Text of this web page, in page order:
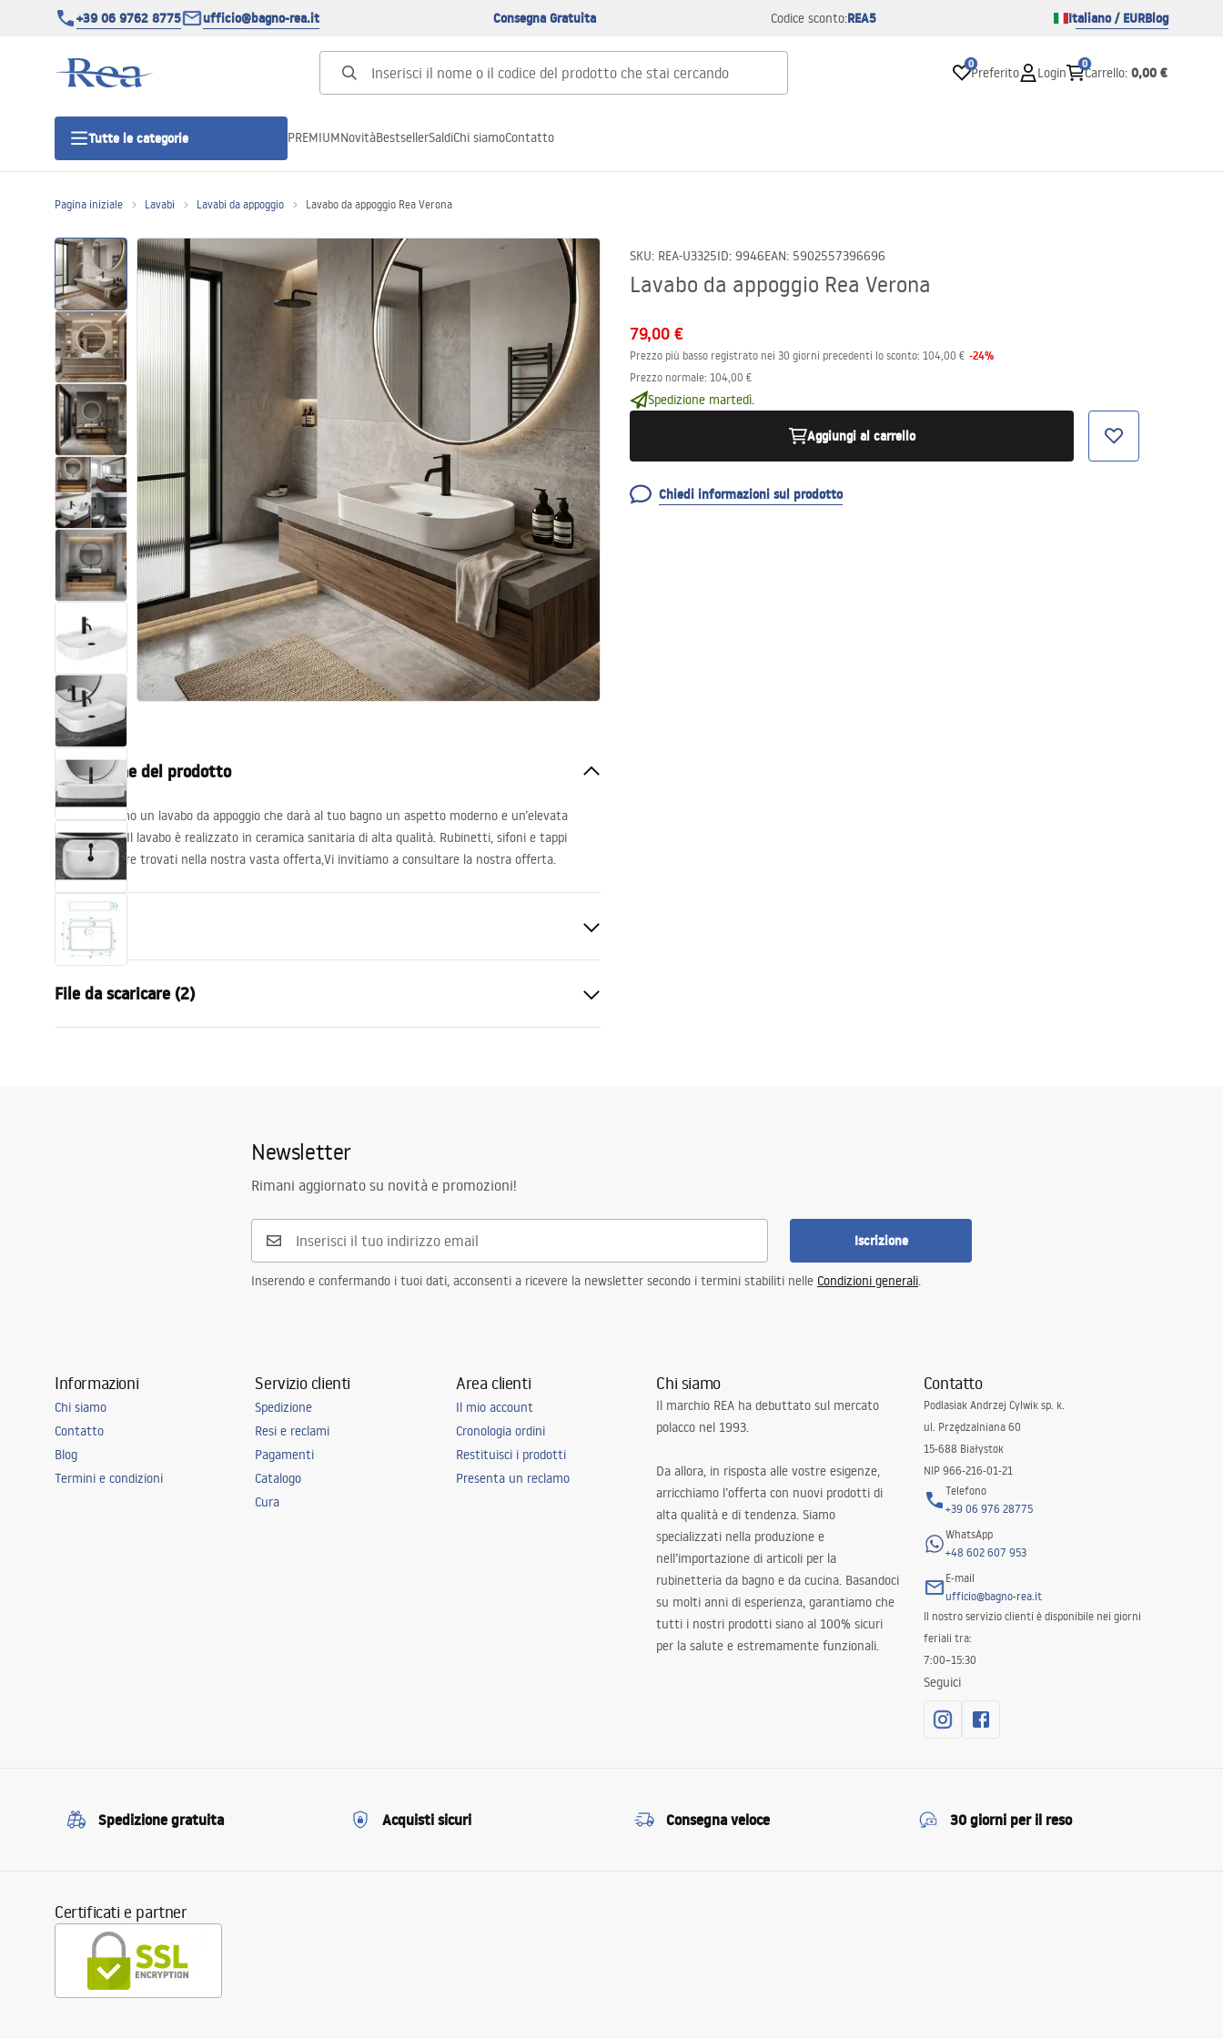
+39 06 9762 8775 ufficio@bagno-rea.it Consegna Gratuita Codice sconto:REA5 Italiano / EURBlog
0
Preferito Login
0
Carrello: 0,00 €
Tutte le categorie
Porte doccia
Piatti doccia da bagno
Canaline di scarico
Set di vaso WC e bidet
Lavabi
Vasche da bagno e schermi vasca
Rubinetti da bagno
Set doccia
Accessori e mobili da bagno
PREMIUMNovitàBestsellerSaldiChi siamoContatto
Pagina iniziale Lavabi Lavabi da appoggio Lavabo da appoggio Rea Verona
SKU: REA-U3325ID: 9946EAN: 5902557396696
Lavabo da appoggio Rea Verona
79,00 €
Prezzo più basso registrato nei 30 giorni precedenti lo sconto: 104,00 € -24%
Prezzo normale: 104,00 €
Spedizione martedì.
Aggiungi al carrello
Chiedi informazioni sul prodotto
Descrizione del prodotto
Vi presentiamo un lavabo da appoggio che darà al tuo bagno un aspetto moderno e un’elevata
funzionalità. Il lavabo è realizzato in ceramica sanitaria di alta qualità. Rubinetti, sifoni e tappi
possono essere trovati nella nostra vasta offerta,Vi invitiamo a consultare la nostra offerta.
Proprietà
Materiale
Colore
Bianco
120
80
SÌ
NO
File da scaricare (2)
Newsletter
Rimani aggiornato su novità e promozioni!
Iscrizione
Inserendo e confermando i tuoi dati, acconsenti a ricevere la newsletter secondo i termini stabiliti nelle Condizioni generali.
Informazioni
Chi siamo
Contatto
Blog
Termini e condizioni
Servizio clienti
Spedizione
Resi e reclami
Pagamenti
Catalogo
Cura
Area clienti
Il mio account
Cronologia ordini
Restituisci i prodotti
Presenta un reclamo
Chi siamo
Il marchio REA ha debuttato sul mercato
polacco nel 1993.
Da allora, in risposta alle vostre esigenze,
arricchiamo l’offerta con nuovi prodotti di
alta qualità e di tendenza. Siamo
specializzati nella produzione e
nell’importazione di articoli per la
rubinetteria da bagno e da cucina. Basandoci
su molti anni di esperienza, garantiamo che
tutti i nostri prodotti siano al 100% sicuri
per la salute e estremamente funzionali.
Contatto
Podlasiak Andrzej Cylwik sp. k.
ul. Przędzalniana 60
15-688 Białystok
NIP 966-216-01-21
Telefono
+39 06 976 28775
WhatsApp
+48 602 607 953
E-mail
ufficio@bagno-rea.it
Il nostro servizio clienti è disponibile nei giorni
feriali tra:
7:00–15:30
Seguici
Spedizione gratuita Acquisti sicuri Consegna veloce 30 giorni per il reso
Certificati e partner